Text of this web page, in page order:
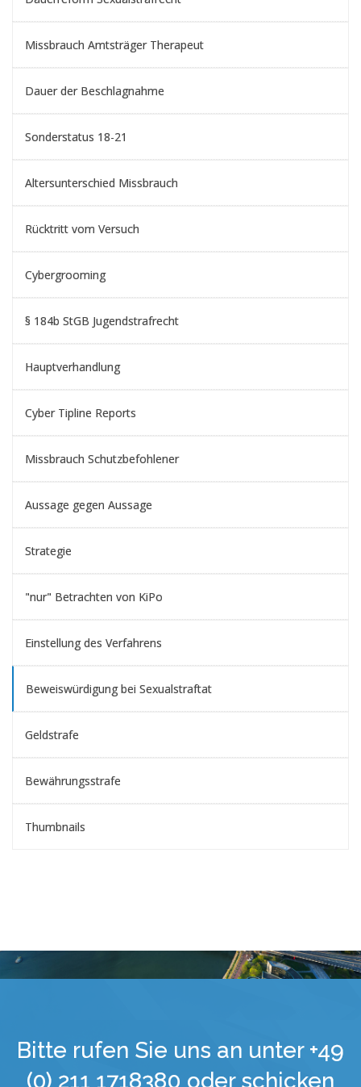
Missbrauch Amtsträger Therapeut
Dauer der Beschlagnahme
Sonderstatus 18-21
Altersunterschied Missbrauch
Rücktritt vom Versuch
Cybergrooming
§ 184b StGB Jugendstrafrecht
Hauptverhandlung
Cyber Tipline Reports
Missbrauch Schutzbefohlener
Aussage gegen Aussage
Strategie
"nur" Betrachten von KiPo
Einstellung des Verfahrens
Beweiswürdigung bei Sexualstraftat
Geldstrafe
Bewährungsstrafe
Thumbnails
Bitte rufen Sie uns an unter +49
(0) 211 1718380 oder schicken